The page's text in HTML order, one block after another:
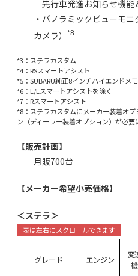
先行車発進お知らせ機能
・パノラミックビューモ
カメラ）
*8
*3：ステラカスタム
*4：RSスマートアシスト
*5：SUBARU純正8インチハイエンドメ
*6：L/Lスマートアシストを除く
*7：Rスマートアシスト
*8：ステラカスタムにメーカー装着オ
ン（ディーラー装着オプション）が必要
【販売計画】
月販700台
【メーカー希望小売価格】
＜ステラ＞
グレード エンジン
変
機